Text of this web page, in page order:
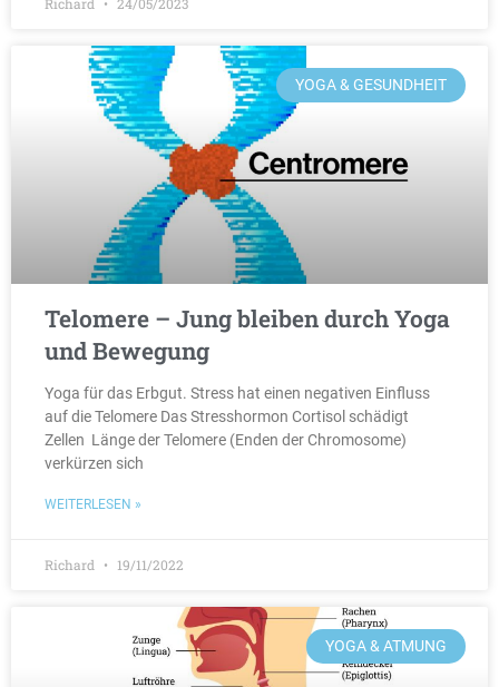
YOGA & GESUNDHEIT
Telomere – Jung bleiben durch Yoga
und Bewegung
Yoga für das Erbgut. Stress hat einen negativen Einfluss
auf die Telomere Das Stresshormon Cortisol schädigt
Zellen Länge der Telomere (Enden der Chromosome)
verkürzen sich
WEITERLESEN »
Richard 19/11/2022
YOGA & ATMUNG